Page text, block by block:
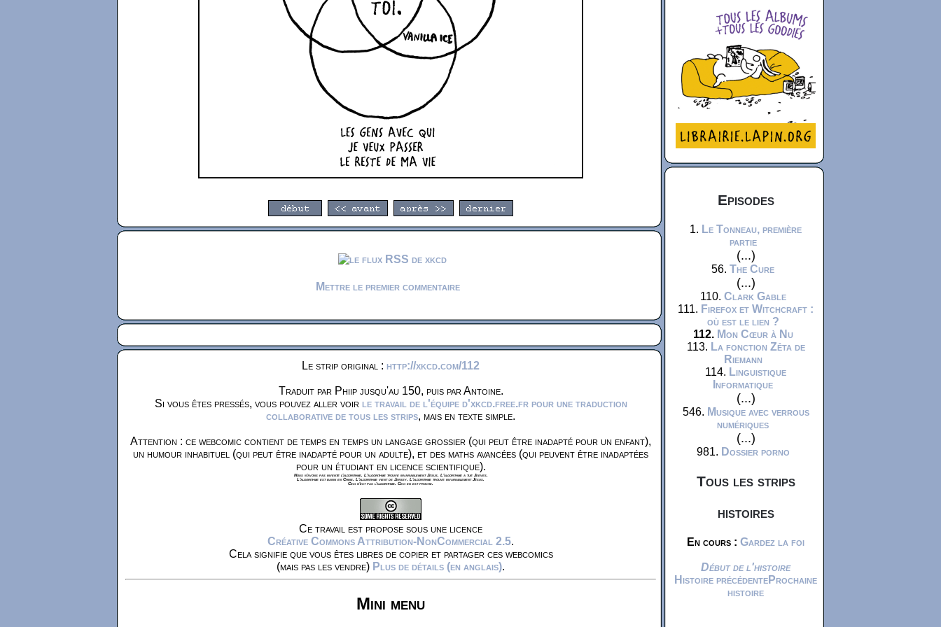
Mettre le premier commentaire
Le strip original : http://xkcd.com/112
Traduit par Phiip jusqu'au 150, puis par Antoine.
Si vous êtes pressés, vous pouvez aller voir le travail de l'équipe d'xkcd.free.fr pour une traduction
collaborative de tous les strips, mais en texte simple.
Attention : ce webcomic contient de temps en temps un langage grossier (qui peut être inadapté pour un enfant),
un humour inhabituel (qui peut être inadapté pour un adulte), et des maths avancées (qui peuvent être inadaptées
pour un étudiant en licence scientifique).
Nous n'avons pas inventé l'algorithme. L'algorithme trouve invariablement Jésus. L'algorithme a tué Jeeves.
L'algorithme est banni en Chine. L'algorithme vient de Jersey. L'algorithme trouve invariablement Jésus.
Ceci n'est pas l'algorithme. Ceci en est proche.
Ce travail est propose sous une licence
Créative Commons Attribution-NonCommercial 2.5.
Cela signifie que vous êtes libres de copier et partager ces webcomics
(mais pas les vendre) Plus de détails (en anglais).
Mini menu
Episodes
1. Le Tonneau, première
partie
(...)
56. The Cure
(...)
110. Clark Gable
111. Firefox et Witchcraft :
où est le lien ?
112. Mon Cœur à Nu
113. La fonction Zêta de
Riemann
114. Linguistique
Informatique
(...)
546. Musique avec verrous
numériques
(...)
981. Dossier porno
Tous les strips
histoires
En cours : Gardez la foi
Début de l'histoire
Histoire précédenteProchaine
histoire